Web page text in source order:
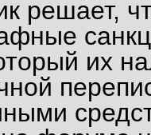
решает,
их